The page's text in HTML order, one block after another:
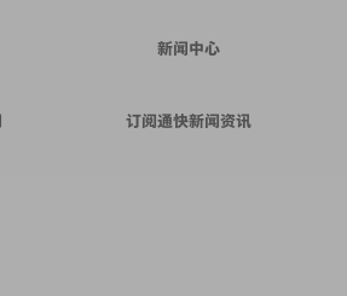
新闻中心
订阅通快新闻资讯